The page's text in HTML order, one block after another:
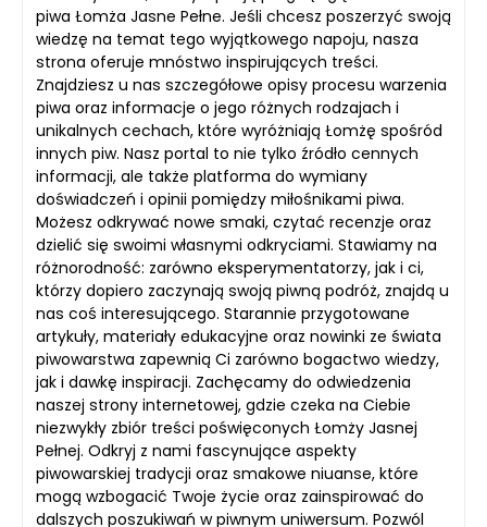
piwa Łomża Jasne Pełne. Jeśli chcesz poszerzyć swoją
wiedzę na temat tego wyjątkowego napoju, nasza
strona oferuje mnóstwo inspirujących treści.
Znajdziesz u nas szczegółowe opisy procesu warzenia
piwa oraz informacje o jego różnych rodzajach i
unikalnych cechach, które wyróżniają Łomżę spośród
innych piw. Nasz portal to nie tylko źródło cennych
informacji, ale także platforma do wymiany
doświadczeń i opinii pomiędzy miłośnikami piwa.
Możesz odkrywać nowe smaki, czytać recenzje oraz
dzielić się swoimi własnymi odkryciami. Stawiamy na
różnorodność: zarówno eksperymentatorzy, jak i ci,
którzy dopiero zaczynają swoją piwną podróż, znajdą u
nas coś interesującego. Starannie przygotowane
artykuły, materiały edukacyjne oraz nowinki ze świata
piwowarstwa zapewnią Ci zarówno bogactwo wiedzy,
jak i dawkę inspiracji. Zachęcamy do odwiedzenia
naszej strony internetowej, gdzie czeka na Ciebie
niezwykły zbiór treści poświęconych Łomży Jasnej
Pełnej. Odkryj z nami fascynujące aspekty
piwowarskiej tradycji oraz smakowe niuanse, które
mogą wzbogacić Twoje życie oraz zainspirować do
dalszych poszukiwań w piwnym uniwersum. Pozwól